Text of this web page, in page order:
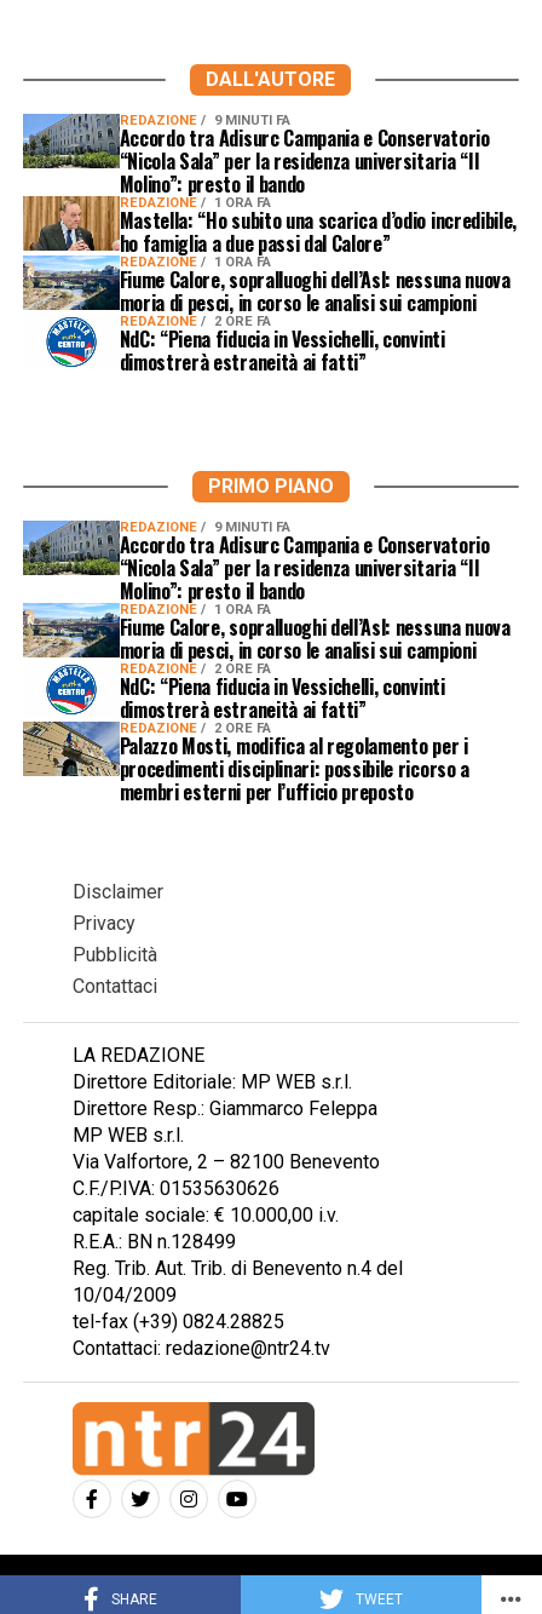
SHARE TWEET
DALL'AUTORE
REDAZIONE 9 MINUTI FA
Accordo tra Adisurc Campania e Conservatorio
“Nicola Sala” per la residenza universitaria “Il
Molino”: presto il bando
REDAZIONE 1 ORA FA
Mastella: “Ho subito una scarica d’odio incredibile,
ho famiglia a due passi dal Calore”
REDAZIONE 1 ORA FA
Fiume Calore, sopralluoghi dell’Asl: nessuna nuova
moria di pesci, in corso le analisi sui campioni
REDAZIONE 2 ORE FA
NdC: “Piena fiducia in Vessichelli, convinti
dimostrerà estraneità ai fatti”
PRIMO PIANO
REDAZIONE 9 MINUTI FA
Accordo tra Adisurc Campania e Conservatorio
“Nicola Sala” per la residenza universitaria “Il
Molino”: presto il bando
REDAZIONE 1 ORA FA
Fiume Calore, sopralluoghi dell’Asl: nessuna nuova
moria di pesci, in corso le analisi sui campioni
REDAZIONE 2 ORE FA
NdC: “Piena fiducia in Vessichelli, convinti
dimostrerà estraneità ai fatti”
REDAZIONE 2 ORE FA
Palazzo Mosti, modifica al regolamento per i
procedimenti disciplinari: possibile ricorso a
membri esterni per l’ufficio preposto
Disclaimer
Privacy
Pubblicità
Contattaci
LA REDAZIONE
Direttore Editoriale: MP WEB s.r.l.
Direttore Resp.: Giammarco Feleppa
MP WEB s.r.l.
Via Valfortore, 2 – 82100 Benevento
C.F./P.IVA: 01535630626
capitale sociale: € 10.000,00 i.v.
R.E.A.: BN n.128499
Reg. Trib. Aut. Trib. di Benevento n.4 del
10/04/2009
tel-fax (+39) 0824.28825
Contattaci: redazione@ntr24.tv
Copyright © 2023 Intelligentia S.r.l.